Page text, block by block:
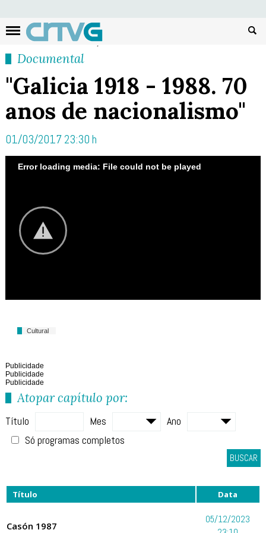
Documental
"Galicia 1918 - 1988. 70
anos de nacionalismo"
01/03/2017 23:30 h
Error loading media: File could not be played
Cultural
Publicidade
Publicidade
Publicidade
Atopar capítulo por:
Título Mes
Ano
Só programas completos
BUSCAR
Título Data
Casón 1987
05/12/2023